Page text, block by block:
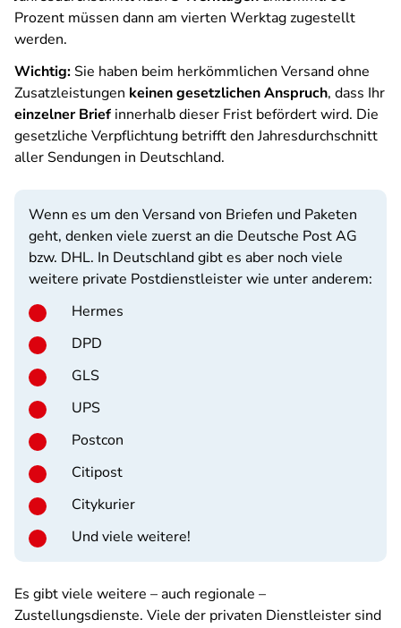
Prozent müssen dann am vierten Werktag zugestellt
werden.
Wichtig: Sie haben beim herkömmlichen Versand ohne
Zusatzleistungen keinen gesetzlichen Anspruch, dass Ihr
einzelner Brief innerhalb dieser Frist befördert wird. Die
gesetzliche Verpflichtung betrifft den Jahresdurchschnitt
aller Sendungen in Deutschland.
Wenn es um den Versand von Briefen und Paketen
geht, denken viele zuerst an die Deutsche Post AG
bzw. DHL. In Deutschland gibt es aber noch viele
weitere private Postdienstleister wie unter anderem:
Hermes
DPD
GLS
UPS
Postcon
Citipost
Citykurier
Und viele weitere!
Es gibt viele weitere – auch regionale –
Zustellungsdienste. Viele der privaten Dienstleister sind